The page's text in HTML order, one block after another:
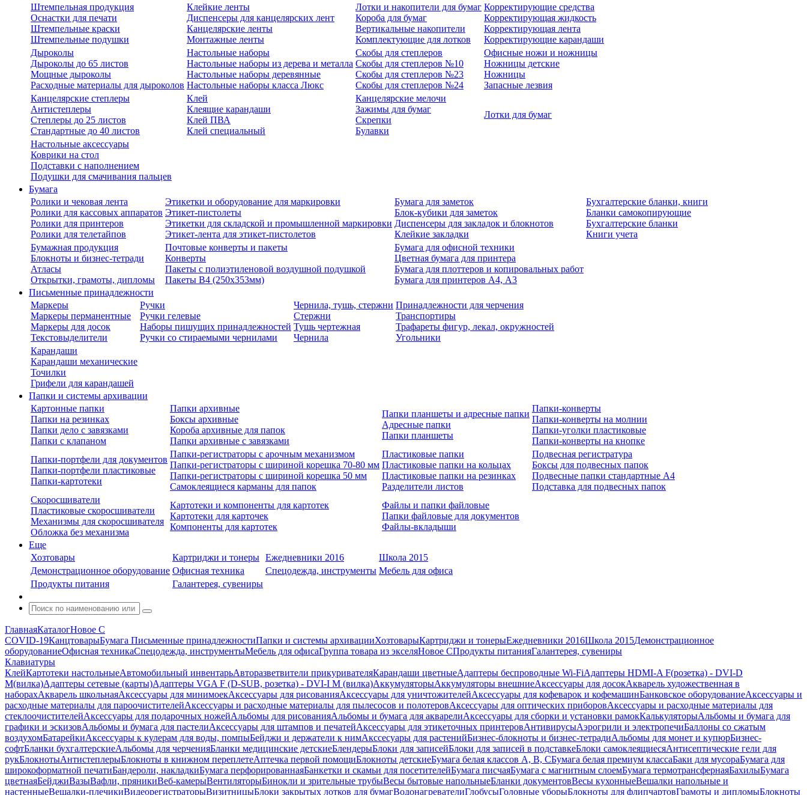
Штемпельная продукция
Оснастки для печати
Штемпельные краски
Штемпельные подушки
Клейкие ленты
Диспенсеры для канцелярских лент
Канцелярские ленты
Монтажные ленты
Лотки и накопители для бумаг
Короба для бумаг
Вертикальные накопители
Комплектующие для лотков
Корректирующие средства
Корректирующая жидкость
Корректирующая лента
Корректирующие карандаши
Дыроколы
Дыроколы до 65 листов
Мощные дыроколы
Расходные материалы для дыроколов
Настольные наборы
Настольные наборы из дерева и металла
Настольные наборы деревянные
Настольные наборы класса Люкс
Скобы для степлеров
Скобы для степлеров №10
Скобы для степлеров №23
Скобы для степлеров №24
Офисные ножи и ножницы
Ножницы детские
Ножницы
Запасные лезвия
Канцелярские степлеры
Антистеплеры
Степлеры до 25 листов
Стандартные до 40 листов
Клей
Клеящие карандаши
Клей ПВА
Клей специальный
Канцелярские мелочи
Зажимы для бумаг
Скрепки
Булавки
Лотки для бумаг
Настольные аксессуары
Коврики на стол
Подставки с наполнением
Подушки для смачивания пальцев
Бумага
Ролики и чековая лента
Ролики для кассовых аппаратов
Ролики для принтеров
Ролики для телетайпов
Этикетки и оборудование для маркировки
Этикет-пистолеты
Этикетки для складской и промышленной маркировки
Этикет-лента для этикет-пистолетов
Бумага для заметок
Блок-кубики для заметок
Диспенсеры для закладок и блокнотов
Клейкие закладки
Бухгалтерские бланки, книги
Бланки самокопирующие
Бухгалтерские бланки
Книги учета
Бумажная продукция
Блокноты и бизнес-тетради
Атласы
Открытки, грамоты, дипломы
Почтовые конверты и пакеты
Конверты
Пакеты с полиэтиленовой воздушной подушкой
Пакеты В4 (250х353мм)
Бумага для офисной техники
Цветная бумага для принтера
Бумага для плоттеров и копировальных работ
Бумага для принтеров А4, А3
Письменные принадлежности
Маркеры
Маркеры перманентные
Маркеры для досок
Текстовыделители
Ручки
Ручки гелевые
Наборы пишущих принадлежностей
Ручки со стираемыми чернилами
Чернила, тушь, стержни
Стержни
Тушь чертежная
Чернила
Принадлежности для черчения
Транспортиры
Трафареты фигур, лекал, окружностей
Угольники
Карандаши
Карандаши механические
Точилки
Грифели для карандашей
Папки и системы архивации
Картонные папки
Папки на резинках
Папки дело с завязками
Папки с клапаном
Папки архивные
Боксы архивные
Короба архивные для папок
Папки архивные с завязками
Папки планшеты и адресные папки
Адресные папки
Папки планшеты
Папки-конверты
Папки-конверты на молнии
Папки-уголки пластиковые
Папки-конверты на кнопке
Папки-портфели для документов
Папки-портфели пластиковые
Папки-картотеки
Папки-регистраторы с арочным механизмом
Папки-регистраторы с шириной корешка 70-80 мм
Папки-регистраторы с шириной корешка 50 мм
Самоклеящиеся карманы для папок
Пластиковые папки
Пластиковые папки на кольцах
Пластиковые папки на резинках
Разделители листов
Подвесная регистратура
Боксы для подвесных папок
Подвесные папки стандартные А4
Подставка для подвесных папок
Скоросшиватели
Пластиковые скоросшиватели
Механизмы для скоросшивателя
Обложка без механизма
Картотеки и компоненты для картотек
Картотеки для карточек
Компоненты для картотек
Файлы и папки файловые
Папки файловые для документов
Файлы-вкладыши
Еще
Хозтовары
Картриджи и тонеры Ежедневники 2016
Школа 2015
Демонстрационное оборудование Офисная техника Спецодежда, инструменты Мебель для офиса
Продукты питания
Галантерея, сувениры
ГлавнаяКаталогНовое С
COVID-19КанцтоварыБумага Письменные принадлежностиПапки и системы архивацииХозтоварыКартриджи и тонерыЕжедневники 2016Школа 2015Демонстрационное
оборудованиеОфисная техникаСпецодежда, инструментыМебель для офисаГруппа товара из экселяНовое СПродукты питанияГалантерея, сувениры
Клавиатуры
КлейКартотеки настольныеАвтомобильный инвентарьАвторазветвители прикуривателяКарандаши цветныеАдаптеры беспроводные Wi-FiАдаптеры HDMI-A F(розетка) - DVI-D
M(вилка)Адаптеры сетевые (карты)Адаптеры VGA F (D-SUB, розетка) - DVI-I M (вилка)АккумуляторыАккумуляторы внешниеАксессуары для досокАкварель художественная в
наборахАкварель школьнаяАксессуары для минимоекАксессуары для рисованияАксессуары для уничтожителейАксессуары для кофеварок и кофемашинБанковское оборудованиеАксессуары и
расходные материалы для пароочистителейАксессуары и расходные материалы для пылесосов и полотеровАксессуары для оптических приборовАксессуары и расходные материалы для
стеклоочистителейАксессуары для подарочных ножейАльбомы для рисованияАльбомы и бумага для акварелиАксессуары для сборки и установки рамокКалькуляторыАльбомы и бумага для
графики и эскизовАльбомы и бумага для пастелиАксессуары для штампов и печатейАксессуары для этикеточных принтеровАнтивирусыАэрогрили и электропечиБаллоны со сжатым
воздухомБатарейкиАксессуары к кулерам для воды, помпыБейджи и держатели к нимАкссесуары для растенийБизнес-блокноты и бизнес-тетрадиАльбомы для монет и купюрБизнес-
софтБланки бухгалтерскиеАльбомы для черченияБланки медицинские детскиеБлендерыБлоки для записейБлоки для записей в подставкеБлоки самоклеящиесяАнтисептические гели для
рукБлокнотыАнтистеплерыБлокноты в книжном переплетеАптечка первой помощиБлокноты детскиеБумага белая классов А, В, СБумага белая премиум классаБаки для мусораБумага для
широкоформатной печатиБандероли, накладкиБумага перфорированнаяБанкетки и скамьи для посетителейБумага писчаяБумага с магнитным слоемБумага термотрансфернаяБахилыБумага
цветнаяБейджиВазыВафли, пряникиВеб-камерыВентиляторыБинокли и зрительные трубыВесы бытовые напольныеБланки документовВесы кухонныеВешалки напольные и
настенныеВешалки-плечикиВидеорегистраторыВизитницыБлоки закрытых лотков для бумагВодонагревателиГлобусыГоловные уборыБлокноты для флипчартовГрамоты и дипломыБлокноты